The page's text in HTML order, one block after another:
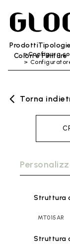
ProdottiTipologie
Colori e Finiture
Configura
Torna
Struttura
MT015AR
Struttura